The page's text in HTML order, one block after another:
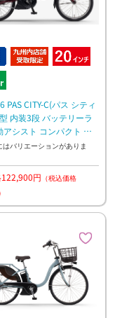
PAS CITY-C(パス シティ
内装3段 バッテリーラ
アシスト コンパクト 通
物
はバリエーションがありま
円 （税込価格